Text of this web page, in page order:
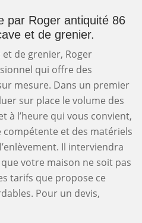
par Roger antiquité 86
et de grenier.
de grenier, Roger
qui offre des
mesure. Dans un premier
sur place le volume des
à l’heure qui vous convient,
compétente et des matériels
Il interviendra
votre maison ne soit pas
tarifs que propose ce
Pour un devis,